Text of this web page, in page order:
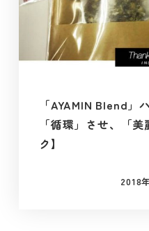
「AYAMIN Blend」
「循環」させ、「
ク】
投稿日
2018